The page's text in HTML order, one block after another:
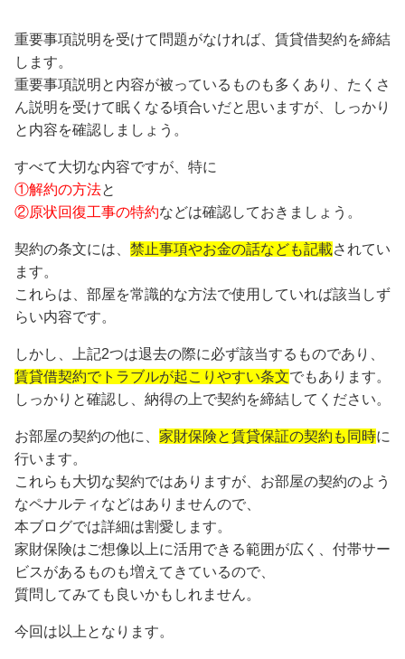
重要事項説明を受けて問題がなければ、賃貸借契約を締結
します。
重要事項説明と内容が被っているものも多くあり、たくさ
ん説明を受けて眠くなる頃合いだと思いますが、しっかり
と内容を確認しましょう。
すべて大切な内容ですが、特に
①解約の方法と
②原状回復工事の特約などは確認しておきましょう。
契約の条文には、 禁止事項やお金の話なども記載されてい
ます。
これらは、部屋を常識的な方法で使用していれば該当しず
らい内容です。
しかし、上記2つは退去の際に必ず該当するものであり、
賃貸借契約でトラブルが起こりやすい条文でもあります。
しっかりと確認し、納得の上で契約を締結してください。
お部屋の契約の他に、 家財保険と賃貸保証の契約も同時に
行います。
これらも大切な契約ではありますが、お部屋の契約のよう
なペナルティなどはありませんので、
本ブログでは詳細は割愛します。
家財保険はご想像以上に活用できる範囲が広く、付帯サー
ビスがあるものも増えてきているので、
質問してみても良いかもしれません。
今回は以上となります。